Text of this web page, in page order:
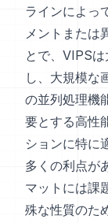
ラインによっ
メントまたは
とで、VIPS
し、大規模な
の並列処理機
要とする高性
ションに特に
多くの利点が
マットには課
殊な性質のた